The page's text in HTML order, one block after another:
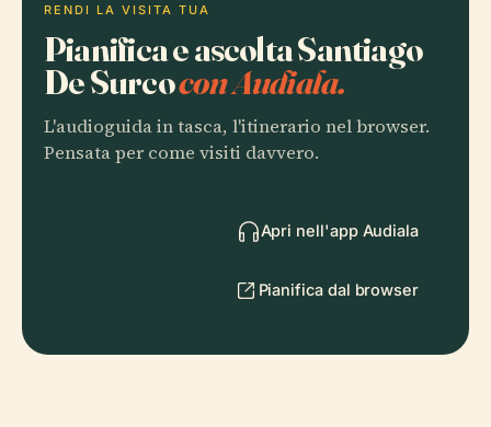
RENDI LA VISITA TUA
Pianifica e ascolta Santiago
De Surcocon Audiala.
L'audioguida in tasca, l'itinerario nel browser.
Pensata per come visiti davvero.
Apri nell'app Audiala
Pianifica dal browser